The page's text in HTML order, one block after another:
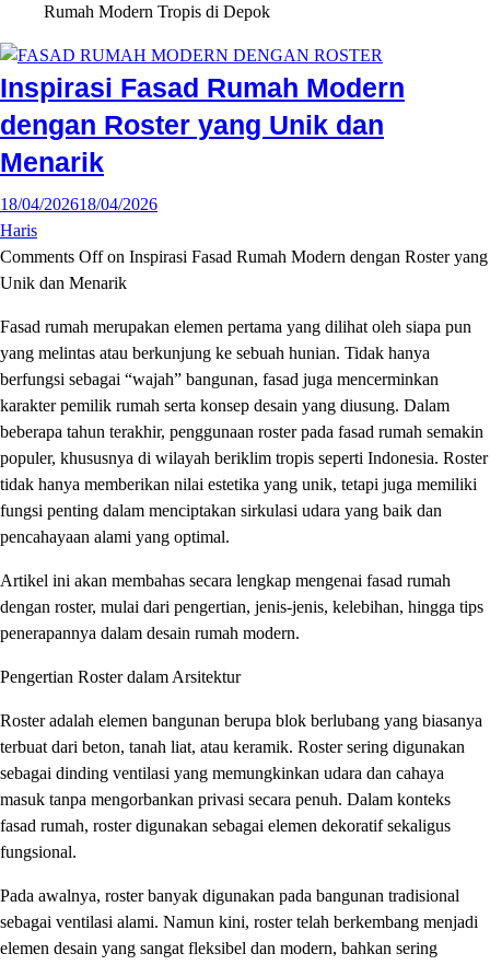
Rumah Modern Tropis di Depok
Inspirasi Fasad Rumah Modern
dengan Roster yang Unik dan
Menarik
18/04/202618/04/2026
Haris
Comments Offon Inspirasi Fasad Rumah Modern dengan Roster yang
Unik dan Menarik
Fasad rumah merupakan elemen pertama yang dilihat oleh siapa pun
yang melintas atau berkunjung ke sebuah hunian. Tidak hanya
berfungsi sebagai “wajah” bangunan, fasad juga mencerminkan
karakter pemilik rumah serta konsep desain yang diusung. Dalam
beberapa tahun terakhir, penggunaan roster pada fasad rumah semakin
populer, khususnya di wilayah beriklim tropis seperti Indonesia. Roster
tidak hanya memberikan nilai estetika yang unik, tetapi juga memiliki
fungsi penting dalam menciptakan sirkulasi udara yang baik dan
pencahayaan alami yang optimal.
Artikel ini akan membahas secara lengkap mengenai fasad rumah
dengan roster, mulai dari pengertian, jenis-jenis, kelebihan, hingga tips
penerapannya dalam desain rumah modern.
Pengertian Roster dalam Arsitektur
Roster adalah elemen bangunan berupa blok berlubang yang biasanya
terbuat dari beton, tanah liat, atau keramik. Roster sering digunakan
sebagai dinding ventilasi yang memungkinkan udara dan cahaya
masuk tanpa mengorbankan privasi secara penuh. Dalam konteks
fasad rumah, roster digunakan sebagai elemen dekoratif sekaligus
fungsional.
Pada awalnya, roster banyak digunakan pada bangunan tradisional
sebagai ventilasi alami. Namun kini, roster telah berkembang menjadi
elemen desain yang sangat fleksibel dan modern, bahkan sering